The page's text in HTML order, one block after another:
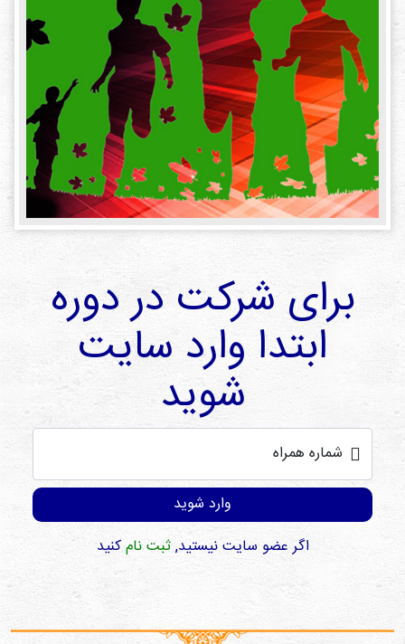
ها
کتاب
ها
درباره
ما
تماس
با ما
قوانین
مقررات
برای شرکت در دوره
ابتدا وارد سایت
شوید
شماره همراه
وارد شوید
اگر عضو سایت نیستید,ثبت نامکنید